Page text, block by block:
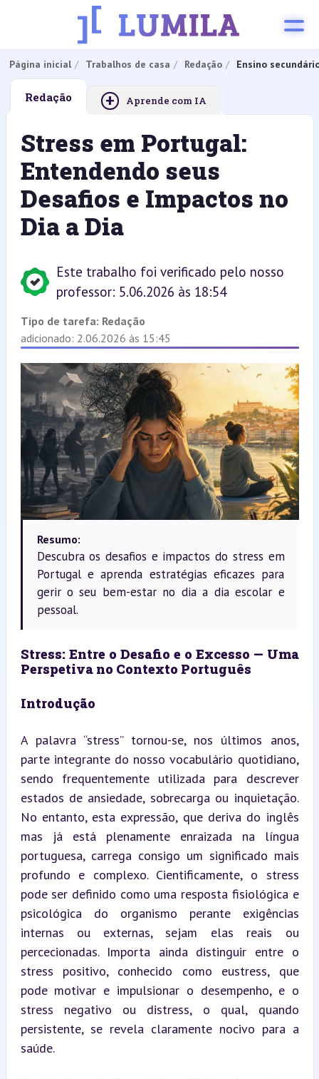
Página inicial Trabalhos de casa Redação Ensino
Redação + Aprende com IA
Stress em Portugal:
Entendendo seus
Desafios e Impactos no
Dia a Dia
Este trabalho foi verificado pelo nosso
professor: 5.06.2026 às 18:54
Tipo de tarefa: Redação
adicionado: 2.06.2026 às 15:45
Resumo:
Descubra os desafios e impactos do stress em
Portugal e aprenda estratégias eficazes para
gerir o seu bem-estar no dia a dia escolar e
pessoal.
Stress: Entre o Desafio e o Excesso — Uma
Perspetiva no Contexto Português
Introdução
A palavra “stress” tornou-se, nos últimos anos,
parte integrante do nosso vocabulário quotidiano,
sendo frequentemente utilizada para descrever
estados de ansiedade, sobrecarga ou inquietação.
No entanto, esta expressão, que deriva do inglês
mas já está plenamente enraizada na língua
portuguesa, carrega consigo um significado mais
profundo e complexo. Cientificamente, o stress
pode ser definido como uma resposta fisiológica e
psicológica do organismo perante exigências
internas ou externas, sejam elas reais ou
percecionadas. Importa ainda distinguir entre o
stress positivo, conhecido como eustress, que
pode motivar e impulsionar o desempenho, e o
stress negativo ou distress, o qual, quando
persistente, se revela claramente nocivo para a
saúde.